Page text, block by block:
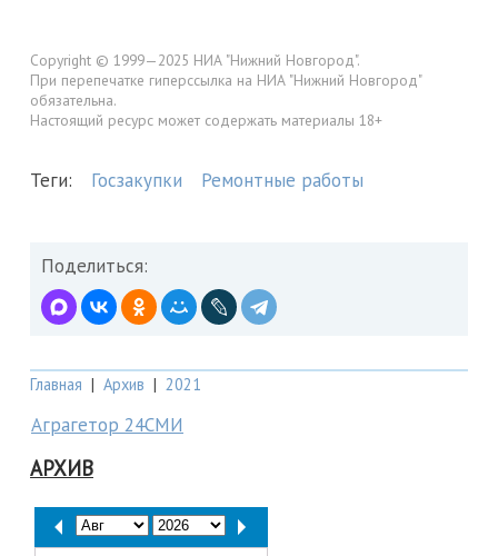
Copyright © 1999—2025 НИА "Нижний Новгород".
При перепечатке гиперссылка на НИА "Нижний Новгород"
обязательна.
Настоящий ресурс может содержать материалы 18+
Теги: Госзакупки Ремонтные работы
Поделиться:
Главная | Архив | 2021
Аграгетор 24СМИ
АРХИВ